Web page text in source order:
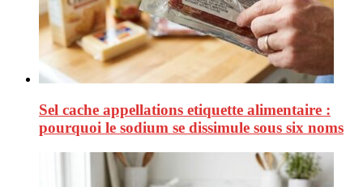
Sel cache appellations etiquette alimentaire :
pourquoi le sodium se dissimule sous six noms